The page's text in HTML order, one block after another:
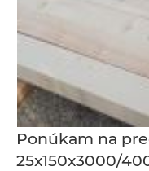
Ponúkam na
25x150x3000/